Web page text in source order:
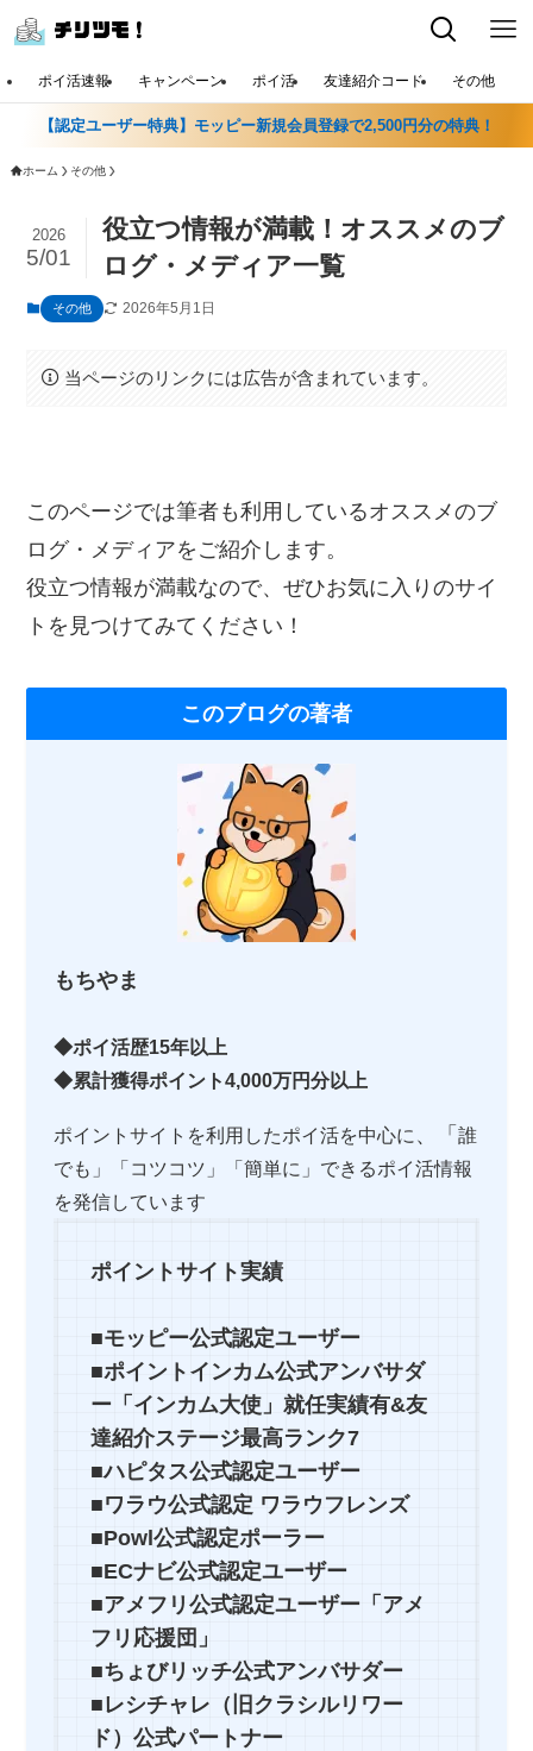
ポイ活速報 キャンペーン ポイ活 友達紹介コード その他
【認定ユーザー特典】モッピー新規会員登録で2,500円分の特典！
ホーム その他
役立つ情報が満載！オススメのブ
ログ・メディア一覧
2026
5/01
その他 2026年5月1日
当ページのリンクには広告が含まれています。
このページでは筆者も利用しているオススメのブ
ログ・メディアをご紹介します。
役立つ情報が満載なので、ぜひお気に入りのサイ
トを見つけてみてください！
このブログの著者
もちやま
◆ポイ活歴15年以上
◆累計獲得ポイント4,000万円分以上
ポイントサイトを利用したポイ活を中心に 、「 誰
でも」「コツコツ」「簡単に」できるポイ活情報
を発信しています
ポイントサイト実績
■モッピー公式認定ユーザー
■ポイントインカム公式アンバサダ
ー「インカム大使」就任実績有&友
達紹介ステージ最高ランク7
■ハピタス公式認定ユーザー
■ワラウ公式認定 ワラウフレンズ
■Powl公式認定ポーラー
■ECナビ公式認定ユーザー
■アメフリ公式認定ユーザー「アメ
フリ応援団」
■ちょびリッチ公式アンバサダー
■レシチャレ（旧クラシルリワー
ド）公式パートナー